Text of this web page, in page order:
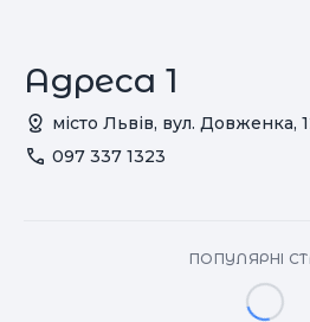
Адреса 1
місто Львів, вул. Довженка,
097 337 1323
ПОПУЛЯРНІ